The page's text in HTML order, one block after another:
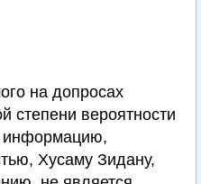
на допросах
степени вероятности
информацию,
Хусаму Зидану,